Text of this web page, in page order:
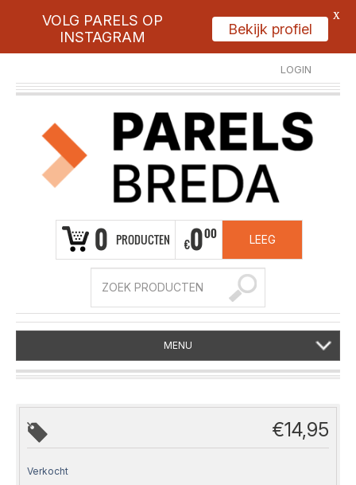
LOGIN
REGISTREER
0 PRODUCTEN €000 LEEG
MENU
€14,95
Verkocht
VOLG PARELS OP
INSTAGRAM
Bekijk profiel
X